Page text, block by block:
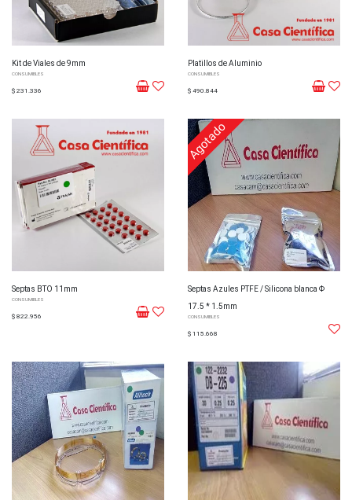
Kit de Viales de 9mm
CONSUMIBLES
$ 231.336
Platillos de Aluminio
CONSUMIBLES
$ 490.844
Septas BTO 11mm
CONSUMIBLES
$ 822.956
Agotado
Septas Azules PTFE / Silicona blanca Φ
17.5 * 1.5mm
CONSUMIBLES
$ 115.668